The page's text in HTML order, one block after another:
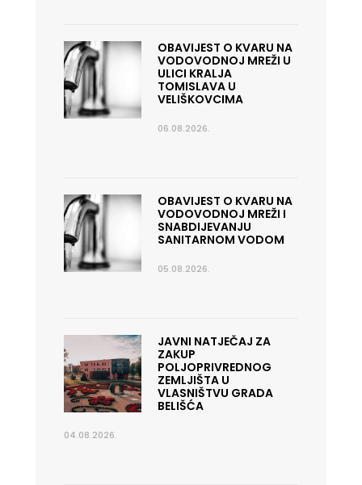
OBAVIJEST O KVARU NA
VODOVODNOJ MREŽI U
ULICI KRALJA
TOMISLAVA U
VELIŠKOVCIMA
06.08.2026.
OBAVIJEST O KVARU NA
VODOVODNOJ MREŽI I
SNABDIJEVANJU
SANITARNOM VODOM
05.08.2026.
JAVNI NATJEČAJ ZA
ZAKUP
POLJOPRIVREDNOG
ZEMLJIŠTA U
VLASNIŠTVU GRADA
BELIŠĆA
04.08.2026.